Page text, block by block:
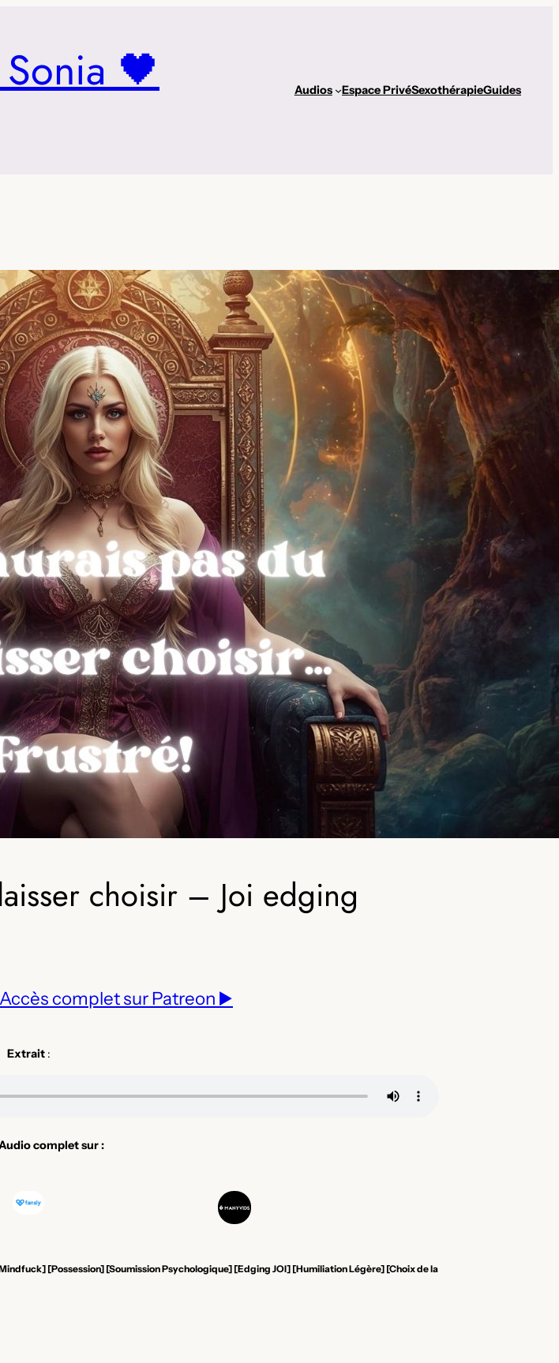
🖤 Audios Espace PrivéSexothérapieGuides
choisir – Joi edging
complet sur Patreon ▶️
Extrait:
complet sur :
[Possession] [Soumission Psychologique] [Edging JOI] [Humiliation Légère] [Choix de la